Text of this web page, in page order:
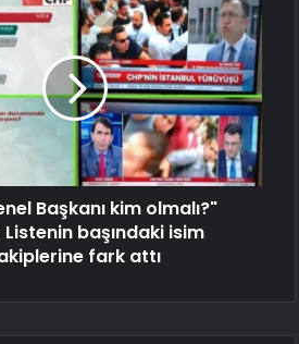
Başkanı kim olmalı?"
başındaki isim
fark attı